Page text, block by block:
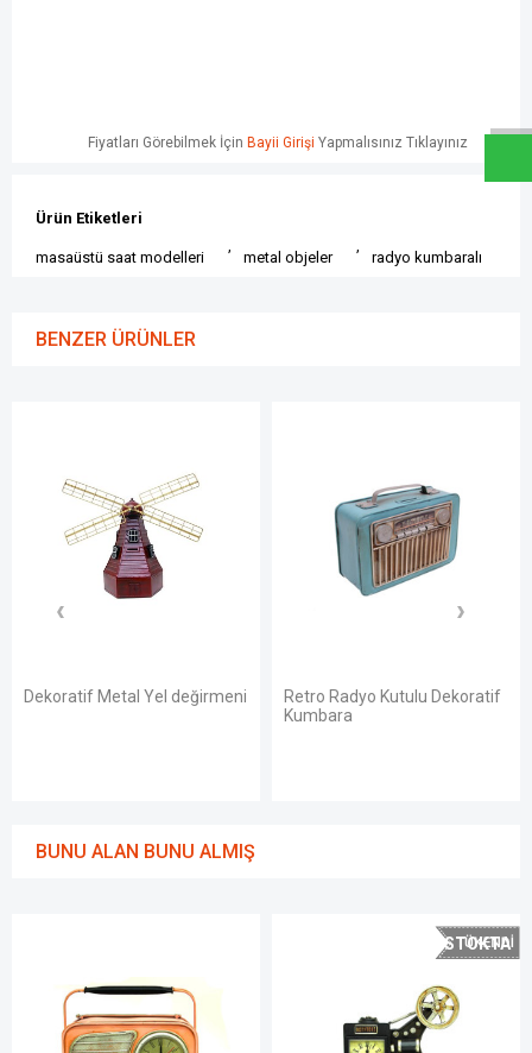
Fiyatları Görebilmek İçin Bayii Girişi Yapmalısınız Tıklayınız
Ürün Etiketleri
masaüstü saat modelleri
,
metal objeler
,
radyo kumbaralı
BENZER ÜRÜNLER
Dekoratif Metal Yel değirmeni
Retro Radyo Kutulu Dekoratif
Kumbara
BUNU ALAN BUNU ALMIŞ
STOKTA